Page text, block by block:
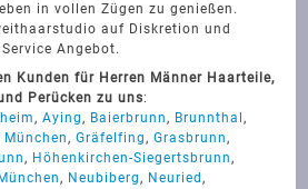
in vollen Zügen zu genießen.
auf Diskretion und
Angebot.
Kunden für Herren Männer Haarteile,
Perücken zu uns:
,Aying, Baierbrunn, Brunnthal,
München,Gräfelfing,Grasbrunn,
, Höhenkirchen-Siegertsbrunn,
, Neubiberg, Neuried,